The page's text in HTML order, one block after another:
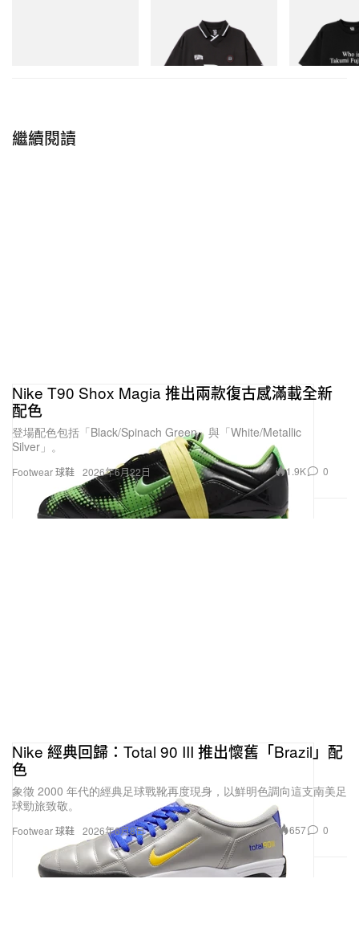
Billionaire Boys Club X Initial
D Game Shirt
立即購入
Billionaire
D Cotton T-
立即購入
繼續閱讀
Footwear 球鞋
Nike T90 Shox Magia 推出兩款復古感滿載全新
配色
登場配色包括「Black/Spinach Green」與「White/Metallic
Silver」。
2026年6月22日 1.9K 0
Footwear 球鞋
Nike 經典回歸：Total 90 III 推出懷舊「Brazil」配
色
象徵 2000 年代的經典足球戰靴再度現身，以鮮明色調向這支南美足
球勁旅致敬。
2026年6月8日 657 0